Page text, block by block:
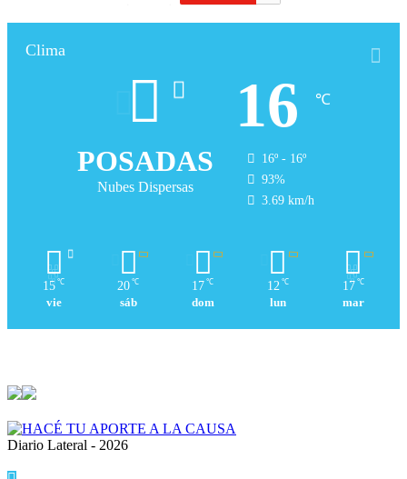
Clima
POSADAS
Nubes Dispersas
16 ℃
16º - 16º
93%
3.69 km/h
15 ℃
vie
20 ℃
sáb
17 ℃
dom
12 ℃
lun
17 ℃
mar
Diario Lateral - 2026
Volver